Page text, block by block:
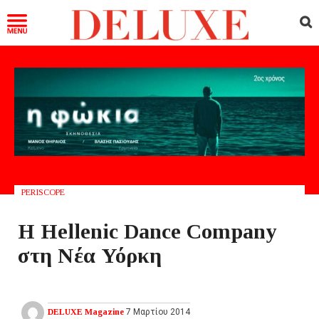
PERISCOPE
Η Hellenic Dance Company
στη Νέα Υόρκη
DELUXE Magazine 7 Μαρτίου 2014